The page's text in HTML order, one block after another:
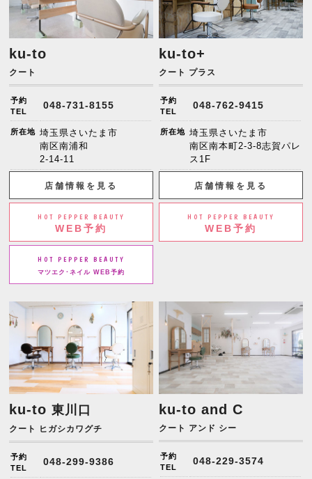
ku-to
クート
予約
TEL
048-731-8155
所在地 埼玉県さいたま市
南区南浦和
2-14-11
店舗情報を見る
HOT PEPPER BEAUTY
WEB予約
HOT PEPPER BEAUTY
マツエク･ネイル WEB予約
ku-to+
クート プラス
予約
TEL
048-762-9415
所在地 埼玉県さいたま市
南区南本町2-3-8志賀パレ
ス1F
店舗情報を見る
HOT PEPPER BEAUTY
WEB予約
ku-to東川口
クート ヒガシカワグチ
予約
TEL
048-299-9386
ku-to and C
クート アンド シー
予約
TEL
048-229-3574